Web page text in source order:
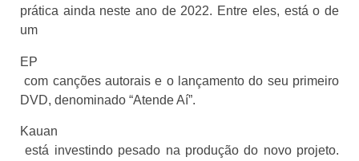
prática ainda neste ano de 2022. Entre eles, está o de
um
EP
com canções autorais e o lançamento do seu primeiro
DVD, denominado “Atende Aí”.
Kauan
está investindo pesado na produção do novo projeto.